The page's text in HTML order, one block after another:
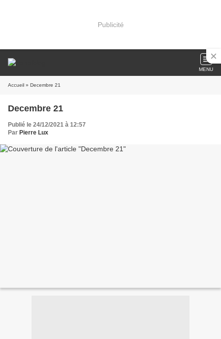
Publicité
MENU
Accueil » Decembre 21
Decembre 21
Publié le 24/12/2021 à 12:57
Par Pierre Lux